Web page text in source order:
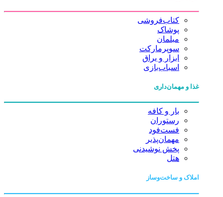
کتاب‌فروشی
پوشاک
مبلمان
سوپرمارکت
ابزار و یراق
اسباب‌بازی
غذا و مهمان‌داری
بار و کافه
رستوران
فست‌فود
مهمان‌پذیر
پخش نوشیدنی
هتل
املاک و ساخت‌وساز